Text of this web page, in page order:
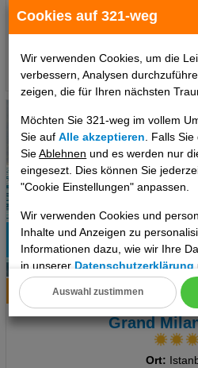
Cookies auf 321-weg
Wir verwenden Cookies, um die
verbessern, Analysen
zeigen, die für Ihren nächsten
Möchten Sie 321-weg im vollem
Sie aufAlle akzeptieren . Falls
SieAblehnen und es werden nur
eingesezt. Dies können Sie
"Cookie Einstellungen" anpassen.
Wir verwenden Cookies und
Inhalte und Anzeigen zu
Informationen dazu, wie wir Ihre
in unsererDatenschutzerklärung
Datenschutz- und
Cookie Einstellungen
Auswahl zustimmen
ab
pro
Hotelinfo Bilder
Grand
Ort: